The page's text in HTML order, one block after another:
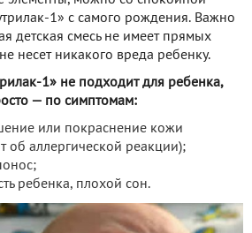
1» с самого рождения. Важно
детская смесь не имеет прямых
несет никакого вреда ребенку.
1» не подходит для ребенка,
— по симптомам:
или покраснение кожи
об аллергической реакции);
ребенка, плохой сон.